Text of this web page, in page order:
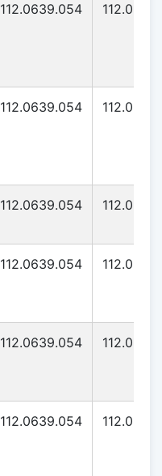
112.0639.054
112.0639.054
112.0639.054
112.0639.054
112.0639.054
112.0639.054